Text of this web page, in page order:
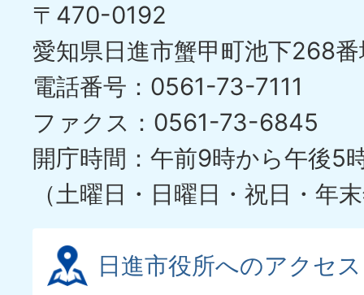
〒470-0192
愛知県日進市蟹甲町池下268
電話番号：0561-73-7111
ファクス：0561-73-6845
開庁時間：午前9時から午後5
（土曜日・日曜日・祝日・年
日進市役所へのアクセス